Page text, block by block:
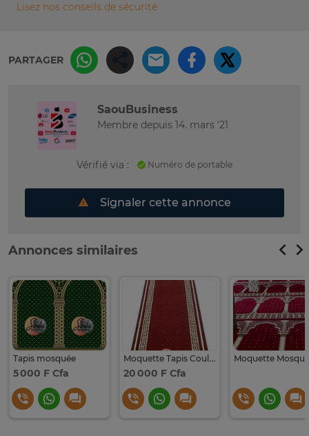
Lisez nos conseils de sécurité
PARTAGER
SaouBusiness
Membre depuis 14. mars '21
Vérifié via : Numéro de portable
Signaler cette annonce
Annonces similaires
Tapis mosquée
5 000 F Cfa
Moquette Tapis Couloir / tapis mosquée KENDRA
20 000 F Cfa
Moquette